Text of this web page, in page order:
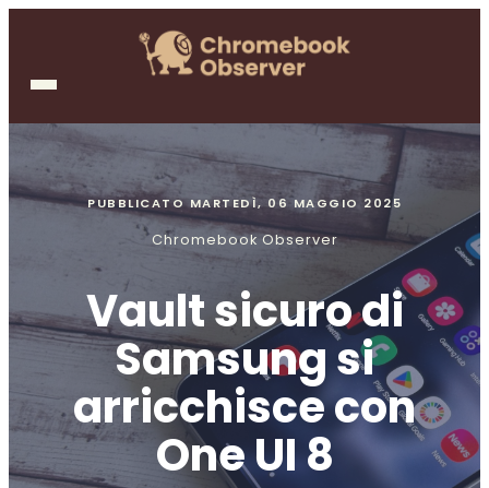
PUBBLICATOMARTEDÌ, 06 MAGGIO 2025
Chromebook Observer
Vault sicuro di
Samsung si
arricchisce con
One UI 8